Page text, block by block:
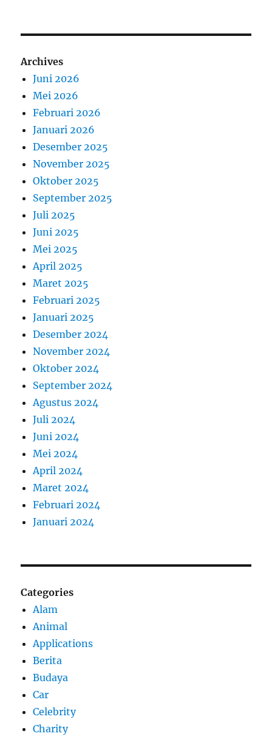
Archives
Juni 2026
Mei 2026
Februari 2026
Januari 2026
Desember 2025
November 2025
Oktober 2025
September 2025
Juli 2025
Juni 2025
Mei 2025
April 2025
Maret 2025
Februari 2025
Januari 2025
Desember 2024
November 2024
Oktober 2024
September 2024
Agustus 2024
Juli 2024
Juni 2024
Mei 2024
April 2024
Maret 2024
Februari 2024
Januari 2024
Categories
Alam
Animal
Applications
Berita
Budaya
Car
Celebrity
Charity